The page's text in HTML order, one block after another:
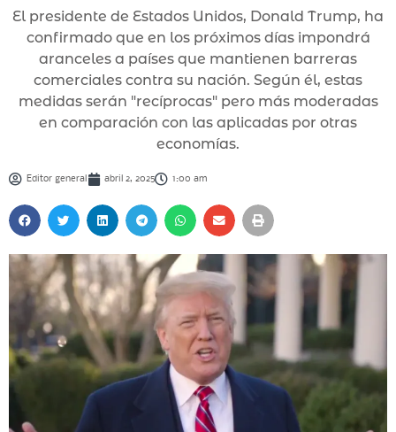
El presidente de Estados Unidos, Donald Trump, ha
confirmado que en los próximos días impondrá
aranceles a países que mantienen barreras
comerciales contra su nación. Según él, estas
medidas serán "recíprocas" pero más moderadas
en comparación con las aplicadas por otras
economías.
Editor general abril 2, 2025 1:00 am